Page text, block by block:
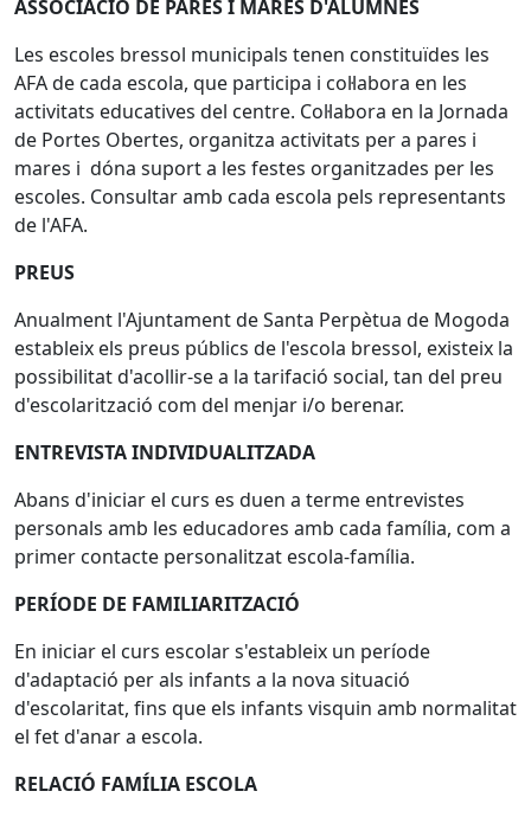
ASSOCIACIO DE PARES I MARES D'ALUMNES
Les escoles bressol municipals tenen constituïdes les
AFA de cada escola, que participa i col·labora en les
activitats educatives del centre. Col·labora en la Jornada
de Portes Obertes, organitza activitats per a pares i
mares i dóna suport a les festes organitzades per les
escoles. Consultar amb cada escola pels representants
de l'AFA.
PREUS
Anualment l'Ajuntament de Santa Perpètua de Mogoda
estableix els preus públics de l'escola bressol, existeix la
possibilitat d'acollir-se a la tarifació social, tan del preu
d'escolarització com del menjar i/o berenar.
ENTREVISTA INDIVIDUALITZADA
Abans d'iniciar el curs es duen a terme entrevistes
personals amb les educadores amb cada família, com a
primer contacte personalitzat escola-família.
PERÍODE DE FAMILIARITZACIÓ
En iniciar el curs escolar s'estableix un període
d'adaptació per als infants a la nova situació
d'escolaritat, fins que els infants visquin amb normalitat
el fet d'anar a escola.
RELACIÓ FAMÍLIA ESCOLA